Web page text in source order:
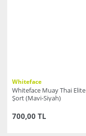
Whiteface
Whiteface Muay Thai Elite
Şort (Mavi-Siyah)
700,00 TL